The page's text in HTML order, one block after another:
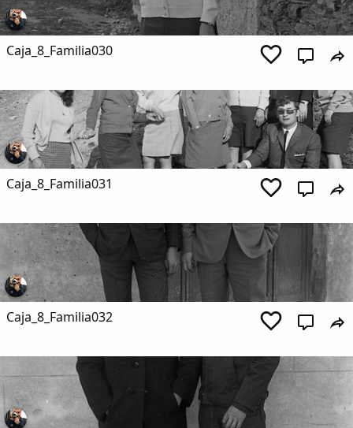
Caja_8_Familia030
Caja_8_Familia031
Caja_8_Familia032